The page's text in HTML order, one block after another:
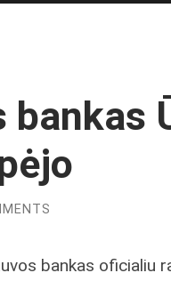
bankas
bankas oficialiu